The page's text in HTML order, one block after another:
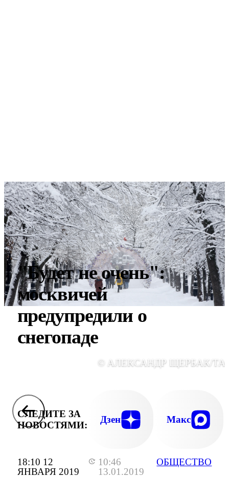
18:10 12
ЯНВАРЯ 2019
10:46
13.01.2019
ОБЩЕСТВО
"Будет не очень":
москвичей
предупредили о
снегопаде
© АЛЕКСАНДР ЩЕРБАК/
СЛЕДИТЕ ЗА
НОВОСТЯМИ:
Дзен Макс